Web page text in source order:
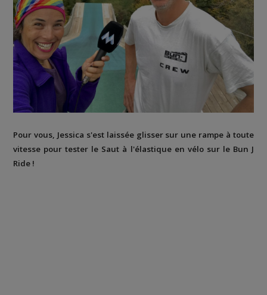
Pour vous, Jessica s'est laissée glisser sur une rampe à toute
vitesse pour tester le Saut à l'élastique en vélo sur le Bun J
Ride !